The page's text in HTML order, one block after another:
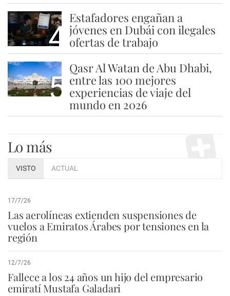
4
Estafadores engañan a
jóvenes en Dubái con ilegales
ofertas de trabajo
5
Qasr Al Watan de Abu Dhabi,
entre las 100 mejores
experiencias de viaje del
mundo en 2026
Lo más
VISTO ACTUAL
17/7/26
Las aerolíneas extienden suspensiones de
vuelos a Emiratos Árabes por tensiones en la
región
12/7/26
Fallece a los 24 años un hijo del empresario
emiratí Mustafa Galadari